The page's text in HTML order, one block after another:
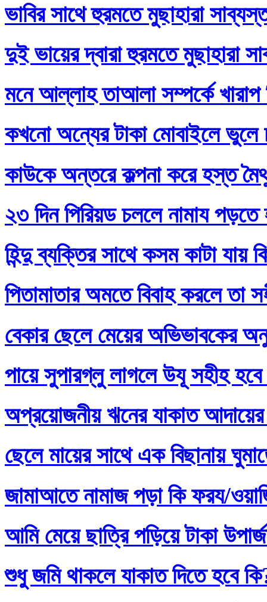
ভাবির সাথে হুরমতে মুছাহারা
দুই ভায়ের দ্বারা হুরমতে মুছাহারা
মনে আল্লাহ তাআলা সম্পর্কে
কখনো অন্যের টাকা মোবাইলে ভুলে
কাউকে অন্তরে কল্পনা করে হস্ত
২৩ দিন পিরিয়ড চললে নামায পড়তে
হিন্দু ব্যক্তির সাথে কসম কাটা যায়
পিতামাতার অমতে বিবাহ করলে তা
বেকার ছেলে মেয়ের অভিভাবকের
পায়ে সুপারগ্লু লাগলে উযূ সহীহ
অপ্রয়োজনীয় ঋনের যাকাত
ছেলে মায়ের সাথে এক বিছানায়
জামাআতে নামাজ পড়া কি ফরয/
আমি মেয়ে ছাত্রি পড়িয়ে টাকা
শুধু জমি থাকলে যাকাত দিতে হবে